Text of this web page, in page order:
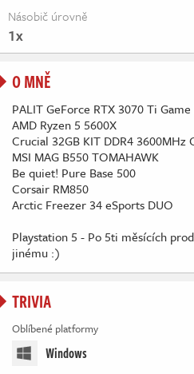
Násobič úrovně
1x
O MNĚ
PALIT GeForce RTX 3070 Ti Game
AMD Ryzen 5 5600X
Crucial 32GB KIT DDR4 3600MHz
MSI MAG B550 TOMAHAWK
Be quiet! Pure Base 500
Corsair RM850
Arctic Freezer 34 eSports DUO
Playstation 5 - Po 5ti měsících
jinému :)
TRIVIA
Oblíbené platformy
Windows